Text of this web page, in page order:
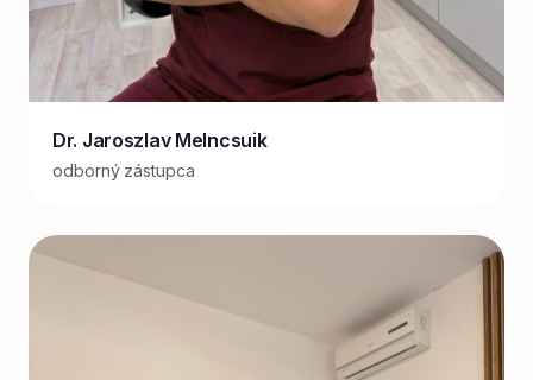
Dr. Jaroszlav Melncsuik
odborný zástupca